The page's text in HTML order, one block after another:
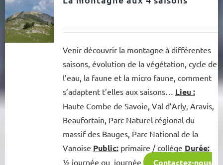
Venir découvrir la montagne à différentes
saisons, évolution de la végétation, cycle de
l’eau, la faune et la micro faune, comment
s’adaptent t’elles aux saisons… Lieu :
Haute Combe de Savoie, Val d’Arly, Aravis,
Beaufortain, Parc Naturel régional du
massif des Bauges, Parc National de la
Vanoise Public:primaire / collège Durée:
½ journée ou journée Contactez-nous